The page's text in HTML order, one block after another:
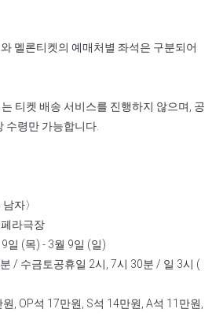
멜론티켓의 예매처별 좌석은 구분되어
티켓 배송 서비스를 진행하지 않으며, 공
수령만 가능합니다.
자〉
라극장
일 (목) - 3월 9일 (일)
/ 수금토공휴일 2시, 7시 30분 / 일 3시 (
, OP석 17만원, S석 14만원, A석 11만원,